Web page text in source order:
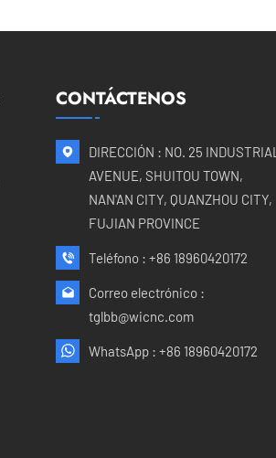
CONTÁCTENOS
DIRECCIÓN : NO. 25 INDUSTRIAL
AVENUE, SHUITOU TOWN,
NAN'AN CITY, QUANZHOU CITY,
FUJIAN PROVINCE
Teléfono : +86 18960420172
Correo electrónico :
tglbb@wicnc.com
WhatsApp : +86 18960420172